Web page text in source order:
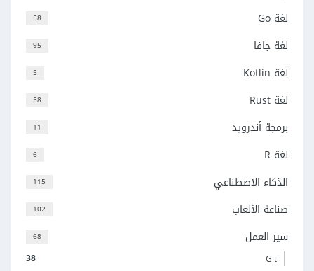
58 لغة Go
95 لغة جافا
5 لغة Kotlin
58 لغة Rust
11 برمجة أندرويد
6 لغة R
115 الذكاء الاصطناعي
102 صناعة الألعاب
68 سير العمل
38 Git